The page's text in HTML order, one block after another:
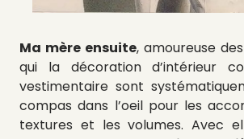
Ma mère ensuite, amoureuse
qui la décoration d’intérieur
vestimentaire sont
compas dans l’oeil pour les
textures et les volumes. Avec